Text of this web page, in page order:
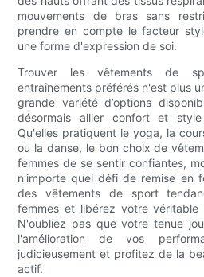
mouvements de bras sans
prendre en compte le facteur
une forme d'expression de soi.
Trouver les vêtements de
entraînements préférés n'est plus
grande variété d’options
désormais allier confort et
Qu'elles pratiquent le yoga, la
ou la danse, le bon choix de
femmes de se sentir confiantes,
n'importe quel défi de remise en
des vêtements de sport
femmes et libérez votre véritable
N'oubliez pas que votre tenue
l'amélioration de vos
judicieusement et profitez de la
actif.